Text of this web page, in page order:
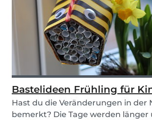
Bastelideen Frühling für
Hast du die Veränderungen in der
bemerkt? Die Tage werden länger